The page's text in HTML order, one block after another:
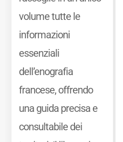
volume tutte le
informazioni
essenziali
dell’enografia
francese, offrendo
una guida precisa e
consultabile dei